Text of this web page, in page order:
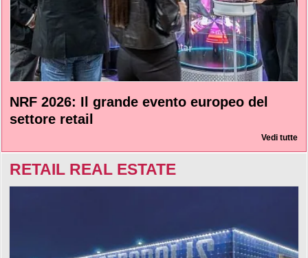
NRF 2026: Il grande evento europeo del
settore retail
Vedi tutte
RETAIL REAL ESTATE